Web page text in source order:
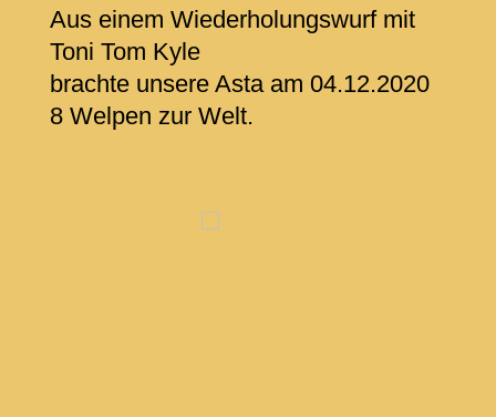
Aus einem Wiederholungswurf mit
Toni Tom Kyle
brachte unsere Asta am 04.12.2020
8 Welpen zur Welt.